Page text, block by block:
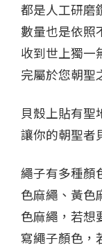
都是人工研磨
數量也是依照
收到世上獨一
完屬於您朝聖
貝殼上貼有聖
讓你的朝聖者
繩子有多種顏
色麻繩、黃色
色麻繩，若想
寫繩子顏色，